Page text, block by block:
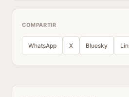
COMPARTIR
WhatsApp X Bluesky